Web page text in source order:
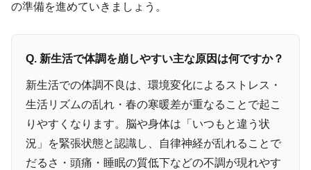
の準備を進めていきましょう。
Q. 新生活で体調を崩しやすい主な原因は何ですか？
新生活での体調不良は、環境変化によるストレス・
生活リズムの乱れ・春の寒暖差が重なることで起こ
りやすくなります。脳や身体は「いつもと違う状
況」を緊張状態と認識し、自律神経が乱れることで
だるさ・頭痛・睡眠の質低下などの不調が現れやす